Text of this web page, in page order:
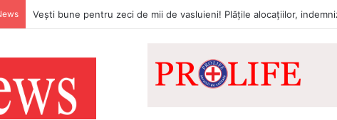
PS Ignatie va întâmpina, joi, la Vaslui, Icoana făcătoare de minuni a